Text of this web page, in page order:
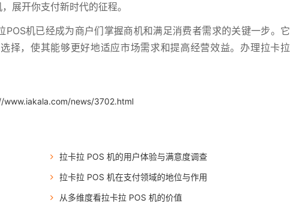
展开你支付新时代的征程。
机已经成为商户们掌握商机和满足消费者需求的关键一步。它
择，使其能够更好地适应市场需求和提高经营效益。办理拉卡拉
www.iakala.com/news/3702.html
拉卡拉 POS 机的用户体验与满意度调查
拉卡拉 POS 机在支付领域的地位与作用
从多维度看拉卡拉 POS 机的价值